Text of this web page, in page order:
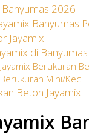
2026
Banyumas
Jayamix
di Banyumas
Berukuran
Mini/Kecil
Beton Jayamix